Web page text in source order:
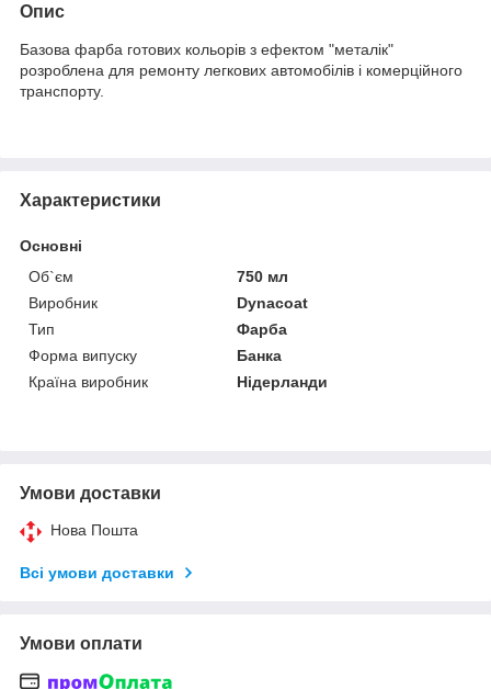
Опис
Базова фарба готових кольорів з ефектом "металік"
розроблена для ремонту легкових автомобілів і комерційного
транспорту.
Характеристики
Основні
Об`єм
750 мл
Виробник
Dynacoat
Тип
Фарба
Форма випуску
Банка
Країна виробник
Нідерланди
Умови доставки
Нова Пошта
Всі умови доставки
Умови оплати